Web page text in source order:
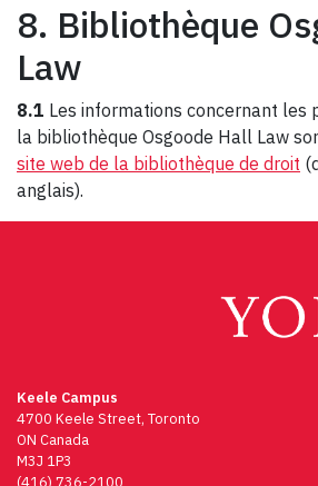
8. Bibliothèque
Law
8.1 Les informations concernant les
la bibliothèque Osgoode Hall Law
site web de la bibliothèque de droit
anglais).
Keele Campus
4700 Keele Street, Toronto
ON Canada
M3J 1P3